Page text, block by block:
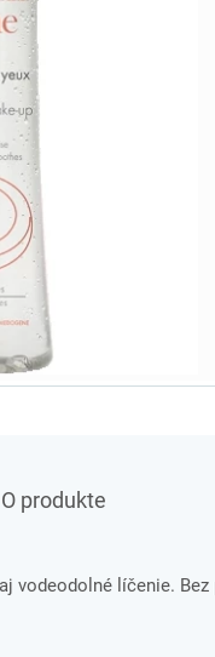
O produkte
vodeodolné líčenie. Bez